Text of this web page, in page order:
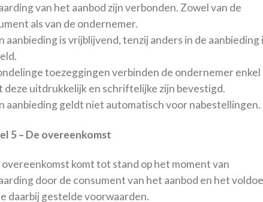
van het aanbod zijn verbonden. Zowel van de
als van de ondernemer.
aanbieding is vrijblijvend, tenzij anders in de aanbieding
toezeggingen verbinden de ondernemer enkel
deze uitdrukkelijk en schriftelijke zijn bevestigd.
aanbieding geldt niet automatisch voor nabestellingen.
5 – De overeenkomst
overeenkomst komt tot stand op het moment van
door de consument van het aanbod en het
daarbij gestelde voorwaarden.